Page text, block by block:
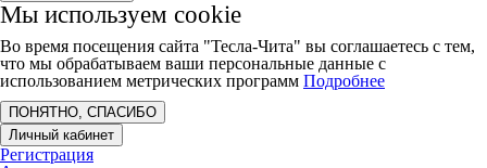
Мы используем cookie
Во время посещения сайта "Тесла-Чита" вы соглашаетесь с тем,
что мы обрабатываем ваши персональные данные с
использованием метрических программ Подробнее
ПОНЯТНО, СПАСИБО
Личный кабинет
Регистрация